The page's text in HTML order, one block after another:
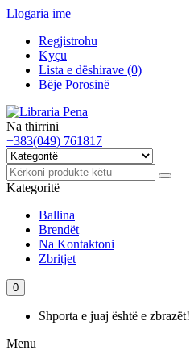
Llogaria ime
Regjistrohu
Kyçu
Lista e dëshirave (0)
Bëje Porosinë
Na thirrini
+383(049) 761817
Kategoritë
Ballina
Brendët
Na Kontaktoni
Zbritjet
0
Shporta e juaj është e zbrazët!
Menu